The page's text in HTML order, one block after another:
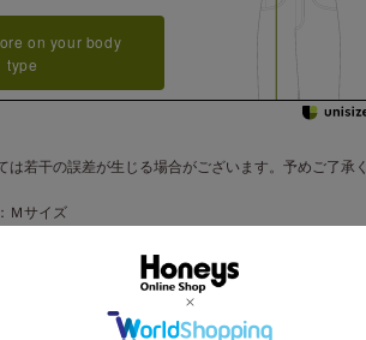
on your body
type
若干の誤差が生じる場合がございます。予めご了承く
Ｍサイズ
の伸び分を除く